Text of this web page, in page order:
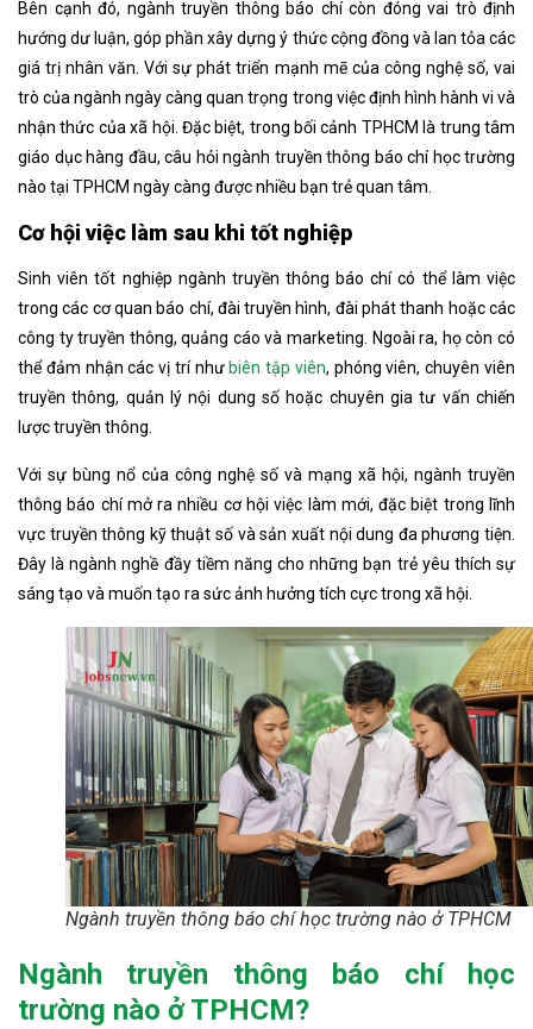
Bên cạnh đó, ngành truyền thông báo chí còn đóng vai trò định
hướng dư luận, góp phần xây dựng ý thức cộng đồng và lan tỏa các
giá trị nhân văn. Với sự phát triển mạnh mẽ của công nghệ số, vai
trò của ngành ngày càng quan trọng trong việc định hình hành vi và
nhận thức của xã hội. Đặc biệt, trong bối cảnh TPHCM là trung tâm
giáo dục hàng đầu, câu hỏi ngành truyền thông báo chí học trường
nào tại TPHCM ngày càng được nhiều bạn trẻ quan tâm.
Cơ hội việc làm sau khi tốt nghiệp
Sinh viên tốt nghiệp ngành truyền thông báo chí có thể làm việc
trong các cơ quan báo chí, đài truyền hình, đài phát thanh hoặc các
công ty truyền thông, quảng cáo và marketing. Ngoài ra, họ còn có
thể đảm nhận các vị trí như biên tập viên, phóng viên, chuyên viên
truyền thông, quản lý nội dung số hoặc chuyên gia tư vấn chiến
lược truyền thông.
Với sự bùng nổ của công nghệ số và mạng xã hội, ngành truyền
thông báo chí mở ra nhiều cơ hội việc làm mới, đặc biệt trong lĩnh
vực truyền thông kỹ thuật số và sản xuất nội dung đa phương tiện.
Đây là ngành nghề đầy tiềm năng cho những bạn trẻ yêu thích sự
sáng tạo và muốn tạo ra sức ảnh hưởng tích cực trong xã hội.
Ngành truyền thông báo chí học trường nào ở TPHCM
Ngành truyền thông báo chí học
trường nào ở TPHCM?